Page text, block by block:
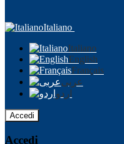
Italiano
Italiano
English
Français
عربى
اردو
Accedi
Accedi